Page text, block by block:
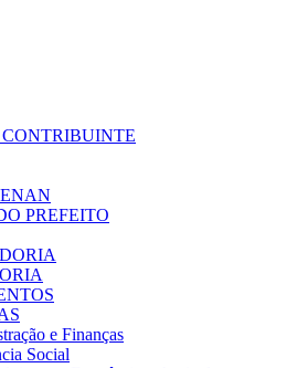
PREFEITO
e Finanças
Social